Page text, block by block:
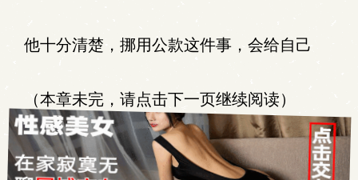
他十分清楚，挪用公款这件事，会给自己
（本章未完，请点击下一页继续阅读）